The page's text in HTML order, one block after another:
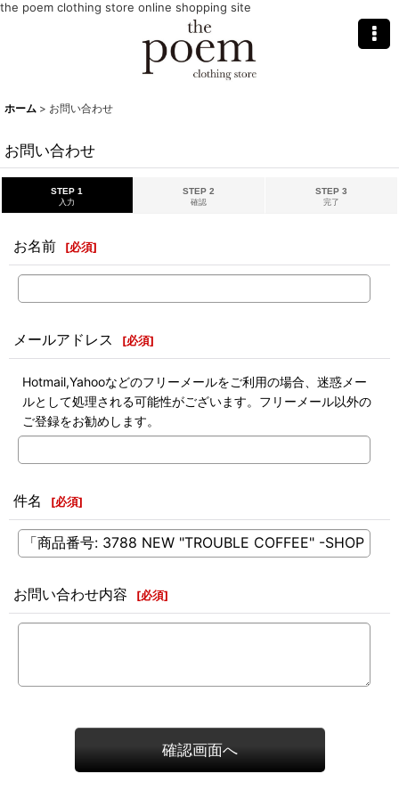
the poem clothing store online shopping site
ホーム > お問い合わせ
お問い合わせ
STEP 1
入力
STEP 2
確認
STEP 3
完了
お名前 [必須]
メールアドレス [必須]
Hotmail,Yahooなどのフリーメールをご利用の場合、迷惑メー
ルとして処理される可能性がございます。フリーメール以外の
ご登録をお勧めします。
件名 [必須]
お問い合わせ内容 [必須]
確認画面へ